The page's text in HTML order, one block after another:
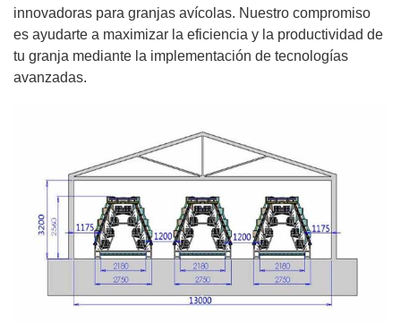
innovadoras para granjas avícolas. Nuestro compromiso
es ayudarte a maximizar la eficiencia y la productividad de
tu granja mediante la implementación de tecnologías
avanzadas.